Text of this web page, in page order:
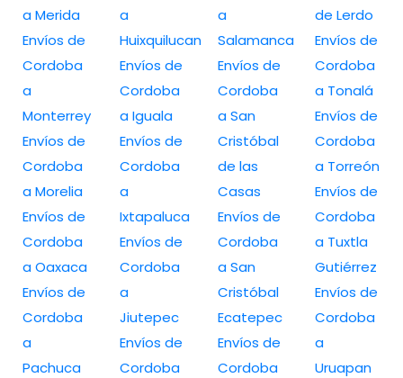
a Merida
Envíos de
Cordoba
a
Monterrey
Envíos de
Cordoba
a Morelia
Envíos de
Cordoba
a Oaxaca
Envíos de
Cordoba
a
Pachuca
a
Huixquilucan
Envíos de
Cordoba
a Iguala
Envíos de
Cordoba
a
Ixtapaluca
Envíos de
Cordoba
a
Jiutepec
Envíos de
Cordoba
a
Salamanca
Envíos de
Cordoba
a San
Cristóbal
de las
Casas
Envíos de
Cordoba
a San
Cristóbal
Ecatepec
Envíos de
Cordoba
de Lerdo
Envíos de
Cordoba
a Tonalá
Envíos de
Cordoba
a Torreón
Envíos de
Cordoba
a Tuxtla
Gutiérrez
Envíos de
Cordoba
a
Uruapan